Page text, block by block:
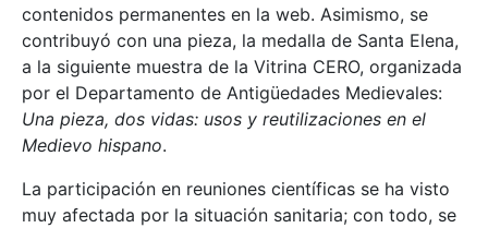
contenidos permanentes en la web. Asimismo, se
contribuyó con una pieza, la medalla de Santa Elena,
a la siguiente muestra de la Vitrina CERO, organizada
por el Departamento de Antigüedades Medievales:
Una pieza, dos vidas: usos y reutilizaciones en el
Medievo hispano.
La participación en reuniones científicas se ha visto
muy afectada por la situación sanitaria; con todo, se